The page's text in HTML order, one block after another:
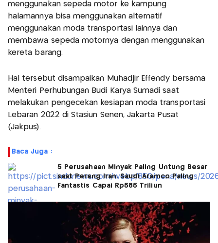
menggunakan sepeda motor ke kampung
halamannya bisa menggunakan alternatif
menggunakan moda transportasi lainnya dan
membawa sepeda motornya dengan menggunakan
kereta barang.
Hal tersebut disampaikan Muhadjir Effendy bersama
Menteri Perhubungan Budi Karya Sumadi saat
melakukan pengecekan kesiapan moda transportasi
Lebaran 2022 di Stasiun Senen, Jakarta Pusat
(Jakpus).
Baca Juga :
5 Perusahaan Minyak Paling Untung Besar
saat Perang Iran, Saudi Aramco Paling
Fantastis Capai Rp585 Triliun